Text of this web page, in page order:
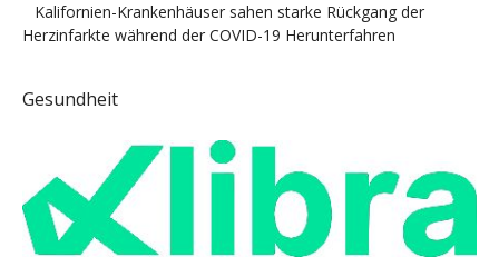
Kalifornien-Krankenhäuser sahen starke Rückgang der
Herzinfarkte während der COVID-19 Herunterfahren
Gesundheit